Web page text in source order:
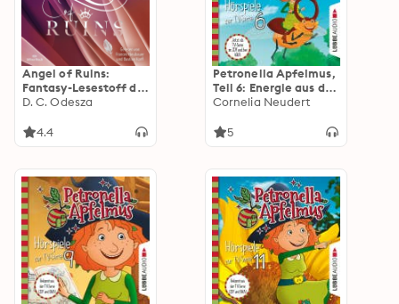
Angel of Ruins:
Fantasy-Lesestoff der
Erfolgsautorin D.C.
D. C. Odesza
4.4
Petronella Apfelmus,
Teil 6: Energie aus der
Dose, Das blaue
Zauberprüfung
Cornelia Neudert
5